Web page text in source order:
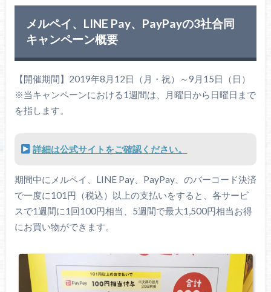
メルペイ、LINE Pay、PayPayの3社合同
キャンペーン概要
【開催期間】2019年8月12日（月・祝）～9月15日（日）
※当キャンペーンにおける1週間は、月曜日から日曜日まで
を指します。
詳細は公式サイトをご確認ください。
期間中にメルペイ、LINE Pay、PayPay、のバーコード決済
で一度に101円（税込）以上の支払いをすると、各サービ
スで1週間に1回100円相当、5週間で最大1,500円相当お得
にお買い物ができます。